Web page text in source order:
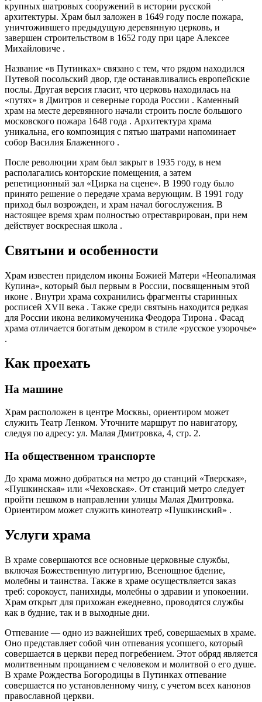
крупных шатровых сооружений в истории русской
архитектуры. Храм был заложен в 1649 году после пожара,
уничтожившего предыдущую деревянную церковь, и
завершен строительством в 1652 году при царе Алексее
Михайловиче .
Название «в Путинках» связано с тем, что рядом находился
Путевой посольский двор, где останавливались европейские
послы. Другая версия гласит, что церковь находилась на
«путях» в Дмитров и северные города России . Каменный
храм на месте деревянного начали строить после большого
московского пожара 1648 года . Архитектура храма
уникальна, его композиция с пятью шатрами напоминает
собор Василия Блаженного .
После революции храм был закрыт в 1935 году, в нем
располагались конторские помещения, а затем
репетиционный зал «Цирка на сцене». В 1990 году было
принято решение о передаче храма верующим. В 1991 году
приход был возрожден, и храм начал богослужения. В
настоящее время храм полностью отреставрирован, при нем
действует воскресная школа .
Святыни и особенности
Храм известен приделом иконы Божией Матери «Неопалимая
Купина», который был первым в России, посвященным этой
иконе . Внутри храма сохранились фрагменты старинных
росписей XVII века . Также среди святынь находится редкая
для России икона великомученика Феодора Тирона . Фасад
храма отличается богатым декором в стиле «русское узорочье»
.
Как проехать
На машине
Храм расположен в центре Москвы, ориентиром может
служить Театр Ленком. Уточните маршрут по навигатору,
следуя по адресу: ул. Малая Дмитровка, 4, стр. 2.
На общественном транспорте
До храма можно добраться на метро до станций «Тверская»,
«Пушкинская» или «Чеховская». От станций метро следует
пройти пешком в направлении улицы Малая Дмитровка.
Ориентиром может служить кинотеатр «Пушкинский» .
Услуги храма
В храме совершаются все основные церковные службы,
включая Божественную литургию, Всенощное бдение,
молебны и таинства. Также в храме осуществляется заказ
треб: сорокоуст, панихиды, молебны о здравии и упокоении.
Храм открыт для прихожан ежедневно, проводятся службы
как в будние, так и в выходные дни.
Отпевание — одно из важнейших треб, совершаемых в храме.
Оно представляет собой чин отпевания усопшего, который
совершается в церкви перед погребением. Этот обряд является
молитвенным прощанием с человеком и молитвой о его душе.
В храме Рождества Богородицы в Путинках отпевание
совершается по установленному чину, с учетом всех канонов
православной церкви.